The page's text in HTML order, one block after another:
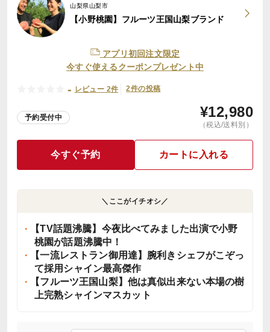
山梨県山梨市
【小野桃園】フルーツ王国山梨ブランド
アプリ初回注文限定
今すぐ使えるクーポンプレゼント中
- レビュー 2件 2件の投稿
予約受付中 ¥12,980
（税込/送料別）
今すぐ予約 カートに入れる
＼ここがイチオシ／
【TV話題沸騰】今夜比べてみました出演で小野
桃園が話題沸騰中！
【一流レストラン御用達】腕利きシェフがこぞっ
て採用シャイン最高傑作
【フルーツ王国山梨】他は真似出来ない本場の樹
上完熟シャインマスカット